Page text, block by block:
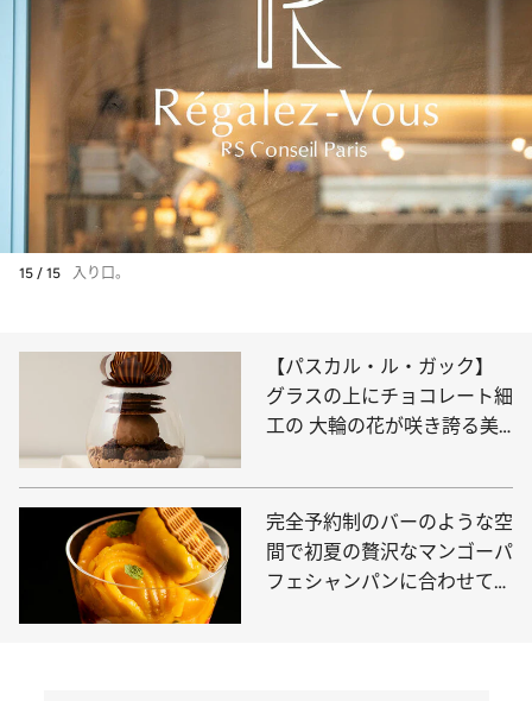
15 / 15 入り口。
【パスカル・ル・ガック】
グラスの上にチョコレート細
工の 大輪の花が咲き誇る美
完全予約制のバーのような空
間で初夏の贅沢なマンゴーパ
フェシャンパンに合わせて贅